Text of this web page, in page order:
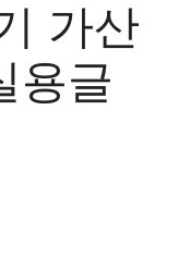
가산
용글